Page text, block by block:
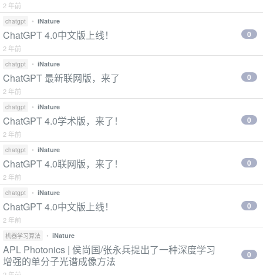
2 年前
chatgpt • iNature
ChatGPT 4.0中文版上线！
2 年前
0
chatgpt • iNature
ChatGPT 最新联网版，来了
2 年前
0
chatgpt • iNature
ChatGPT 4.0学术版，来了！
2 年前
0
chatgpt • iNature
ChatGPT 4.0联网版，来了！
2 年前
0
chatgpt • iNature
ChatGPT 4.0中文版上线！
2 年前
0
机器学习算法 • iNature
APL Photonics | 侯尚国/张永兵提出了一种深度学习
增强的单分子光谱成像方法
0